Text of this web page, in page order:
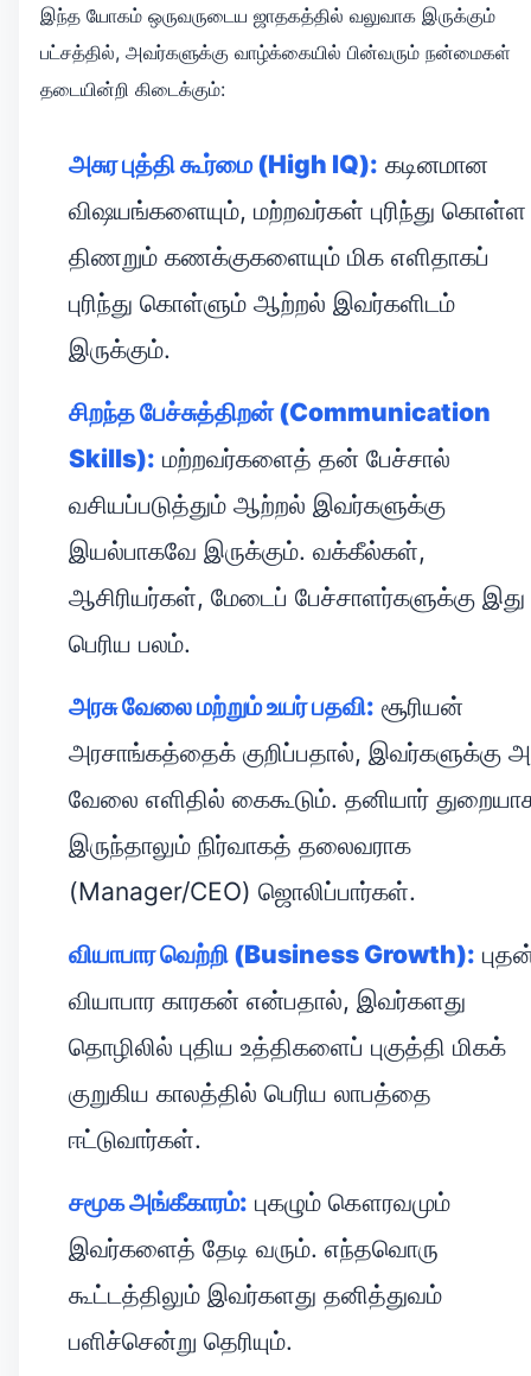
இந்த யோகம் ஒருவருடைய ஜாதகத்தில் வலுவாக இருக்கும்
பட்சத்தில், அவர்களுக்கு வாழ்க்கையில் பின்வரும் நன்மைகள்
தடையின்றி கிடைக்கும்:
அசுர புத்தி கூர்மை (High IQ): கடினமான
விஷயங்களையும், மற்றவர்கள் புரிந்து கொள்ள
திணறும் கணக்குகளையும் மிக எளிதாகப்
புரிந்து கொள்ளும் ஆற்றல் இவர்களிடம்
இருக்கும்.
சிறந்த பேச்சுத்திறன் (Communication
Skills): மற்றவர்களைத் தன் பேச்சால்
வசியப்படுத்தும் ஆற்றல் இவர்களுக்கு
இயல்பாகவே இருக்கும். வக்கீல்கள்,
ஆசிரியர்கள், மேடைப் பேச்சாளர்களுக்கு இது
பெரிய பலம்.
அரசு வேலை மற்றும் உயர் பதவி: சூரியன்
அரசாங்கத்தைக் குறிப்பதால், இவர்களுக்கு
வேலை எளிதில் கைகூடும். தனியார்
இருந்தாலும் நிர்வாகத் தலைவராக
(Manager/CEO) ஜொலிப்பார்கள்.
வியாபார வெற்றி (Business Growth):
வியாபார காரகன் என்பதால், இவர்களது
தொழிலில் புதிய உத்திகளைப் புகுத்தி மிகக்
குறுகிய காலத்தில் பெரிய லாபத்தை
ஈட்டுவார்கள்.
சமூக அங்கீகாரம்: புகழும் கௌரவமும்
இவர்களைத் தேடி வரும். எந்தவொரு
கூட்டத்திலும் இவர்களது தனித்துவம்
பளிச்சென்று தெரியும்.